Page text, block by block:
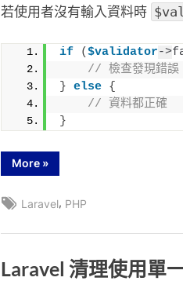
若使用者沒有輸入資料時
if ($validator->
// 檢查發現錯誤
} else {
// 資料都正確
}
More“Laravel
表
以
顯
»
Tags:
Laravel, PHP
Laravel 清理使用單